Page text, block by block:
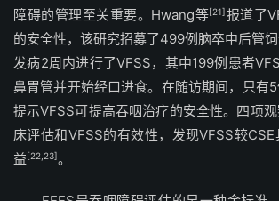
障碍的管理至关重要。Hwang等[21]报道了
的安全性，该研究招募了499例脑卒中后管
发病2周内进行了VFSS，其中199例患者
鼻胃管并开始经口进食。在随访期间，只有5
提示VFSS可提高吞咽治疗的安全性。四项
床评估和VFSS的有效性，发现VFSS较
益[22,23]。